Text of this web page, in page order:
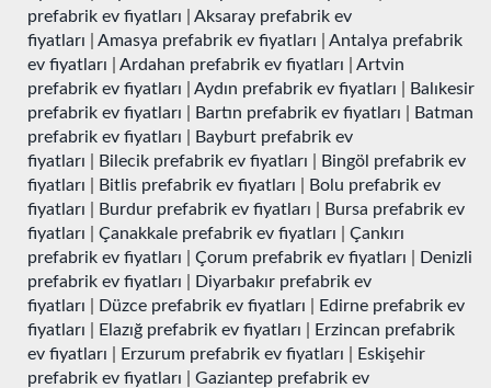
prefabrik ev fiyatları
Aksaray prefabrik ev
fiyatları
Amasya prefabrik ev fiyatları
Antalya prefabrik
ev fiyatları
Ardahan prefabrik ev fiyatları
Artvin
prefabrik ev fiyatları
Aydın prefabrik ev fiyatları
Balıkesir
prefabrik ev fiyatları
Bartın prefabrik ev fiyatları
Batman
prefabrik ev fiyatları
Bayburt prefabrik ev
fiyatları
Bilecik prefabrik ev fiyatları
Bingöl prefabrik ev
fiyatları
Bitlis prefabrik ev fiyatları
Bolu prefabrik ev
fiyatları
Burdur prefabrik ev fiyatları
Bursa prefabrik ev
fiyatları
Çanakkale prefabrik ev fiyatları
Çankırı
prefabrik ev fiyatları
Çorum prefabrik ev fiyatları
Denizli
prefabrik ev fiyatları
Diyarbakır prefabrik ev
fiyatları
Düzce prefabrik ev fiyatları
Edirne prefabrik ev
fiyatları
Elazığ prefabrik ev fiyatları
Erzincan prefabrik
ev fiyatları
Erzurum prefabrik ev fiyatları
Eskişehir
prefabrik ev fiyatları
Gaziantep prefabrik ev